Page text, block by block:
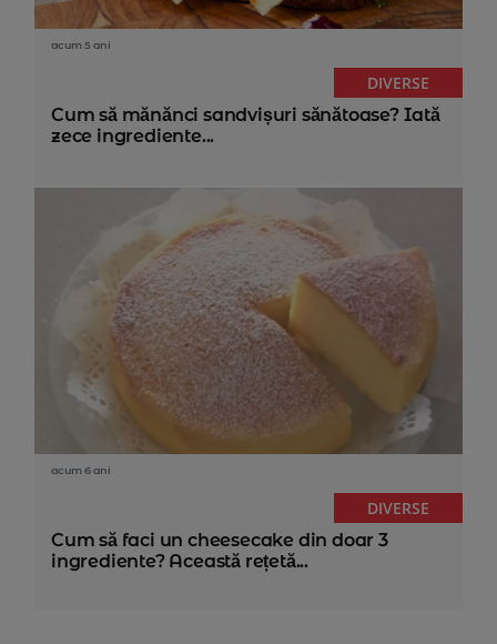
acum 5 ani
DIVERSE
Cum să mănănci sandvișuri sănătoase? Iată
zece ingrediente...
acum 6 ani
DIVERSE
Cum să faci un cheesecake din doar 3
ingrediente? Această rețetă...